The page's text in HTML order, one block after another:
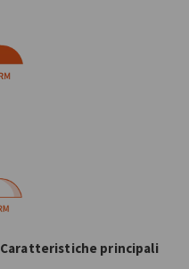
Caratteristiche principali